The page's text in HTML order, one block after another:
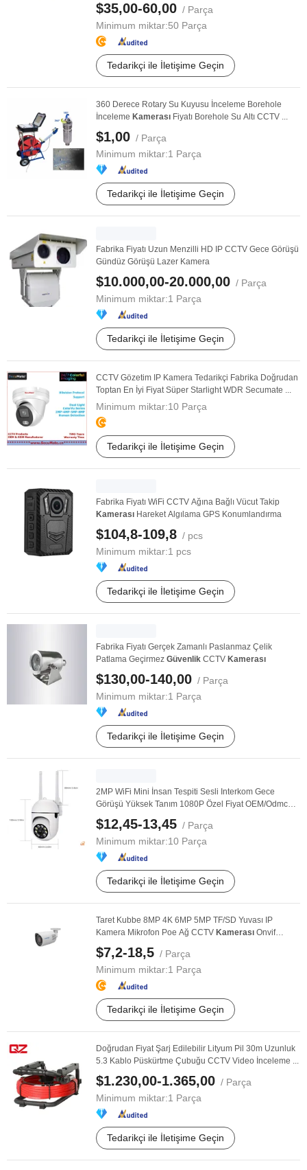
$35,00-60,00 / Parça
Minimum miktar:50 Parça
Tedarikçi ile İletişime Geçin
360 Derece Rotary Su Kuyusu İnceleme Borehole
İnceleme Kamerası Fiyatı Borehole Su Altı CCTV ...
$1,00 / Parça
Minimum miktar:1 Parça
Tedarikçi ile İletişime Geçin
Fabrika Fiyatı Uzun Menzilli HD IP CCTV Gece Görüşü
Gündüz Görüşü Lazer Kamera
$10.000,00-20.000,00 / Parça
Minimum miktar:1 Parça
Tedarikçi ile İletişime Geçin
CCTV Gözetim IP Kamera Tedarikçi Fabrika Doğrudan
Toptan En İyi Fiyat Süper Starlight WDR Secumate ...
Minimum miktar:10 Parça
Tedarikçi ile İletişime Geçin
Fabrika Fiyatı WiFi CCTV Ağına Bağlı Vücut Takip
Kamerası Hareket Algılama GPS Konumlandırma
$104,8-109,8 / pcs
Minimum miktar:1 pcs
Tedarikçi ile İletişime Geçin
Fabrika Fiyatı Gerçek Zamanlı Paslanmaz Çelik
Patlama Geçirmez Güvenlik CCTV Kamerası
$130,00-140,00 / Parça
Minimum miktar:1 Parça
Tedarikçi ile İletişime Geçin
2MP WiFi Mini İnsan Tespiti Sesli Interkom Gece
Görüşü Yüksek Tanım 1080P Özel Fiyat OEM/Odmc
CCTV ...
$12,45-13,45 / Parça
Minimum miktar:10 Parça
Tedarikçi ile İletişime Geçin
Taret Kubbe 8MP 4K 6MP 5MP TF/SD Yuvası IP
Kamera Mikrofon Poe Ağ CCTV Kamerası Onvif
Fabrika Fiyatı ...
$7,2-18,5 / Parça
Minimum miktar:1 Parça
Tedarikçi ile İletişime Geçin
Doğrudan Fiyat Şarj Edilebilir Lityum Pil 30m Uzunluk
5.3 Kablo Püskürtme Çubuğu CCTV Video İnceleme ...
$1.230,00-1.365,00 / Parça
Minimum miktar:1 Parça
Tedarikçi ile İletişime Geçin